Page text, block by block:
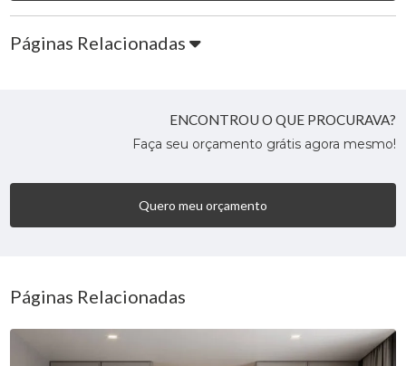
Páginas Relacionadas
ENCONTROU O QUE PROCURAVA?
Faça seu orçamento grátis agora mesmo!
Quero meu orçamento
Páginas Relacionadas